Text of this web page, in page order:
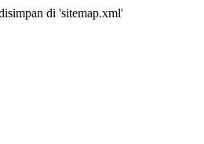
di 'sitemap.xml'